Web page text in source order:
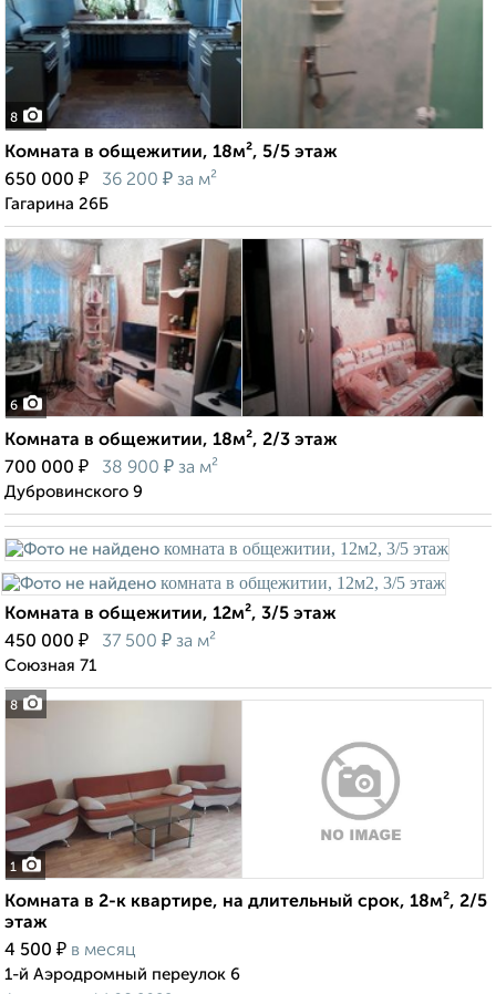
8
Комната в общежитии, 18м², 5/5 этаж
650 000 ₽ 36 200 ₽ за м²
Гагарина 26Б
6
Комната в общежитии, 18м², 2/3 этаж
700 000 ₽ 38 900 ₽ за м²
Дубровинского 9
8
Комната в общежитии, 12м², 3/5 этаж
450 000 ₽ 37 500 ₽ за м²
Союзная 71
1
Комната в 2-к квартире, на длительный срок, 18м², 2/5
этаж
4 500 ₽ в месяц
1-й Аэродромный переулок 6